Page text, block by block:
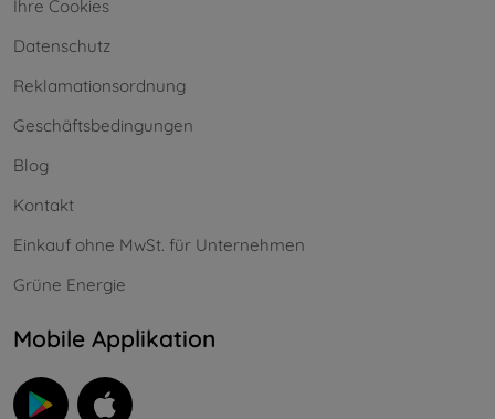
Ihre Cookies
Datenschutz
Reklamationsordnung
Geschäftsbedingungen
Blog
Kontakt
Einkauf ohne MwSt. für Unternehmen
Grüne Energie
Mobile Applikation